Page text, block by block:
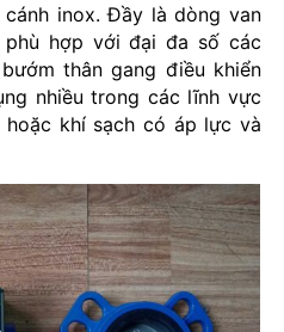
inox. Đầy là dòng van
hợp với đại đa số các
thân gang điều khiển
nhiều trong các lĩnh vực
hoặc khí sạch có áp lực và